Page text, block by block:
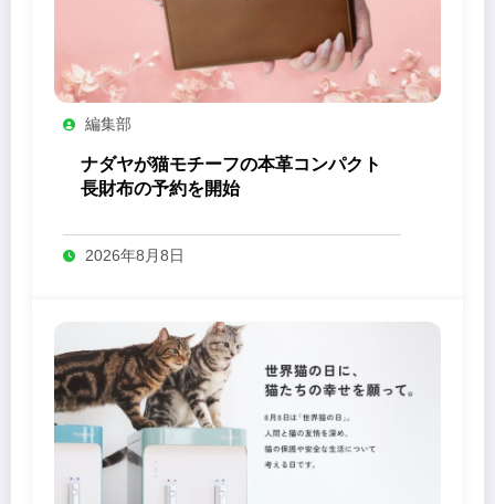
編集部
ナダヤが猫モチーフの本革コンパクト
長財布の予約を開始
2026年8月8日